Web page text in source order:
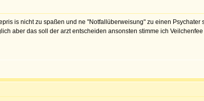
is nicht zu spaßen und ne "Notfallüberweisung" zu einen
aber das soll der arzt entscheiden ansonsten stimme ich